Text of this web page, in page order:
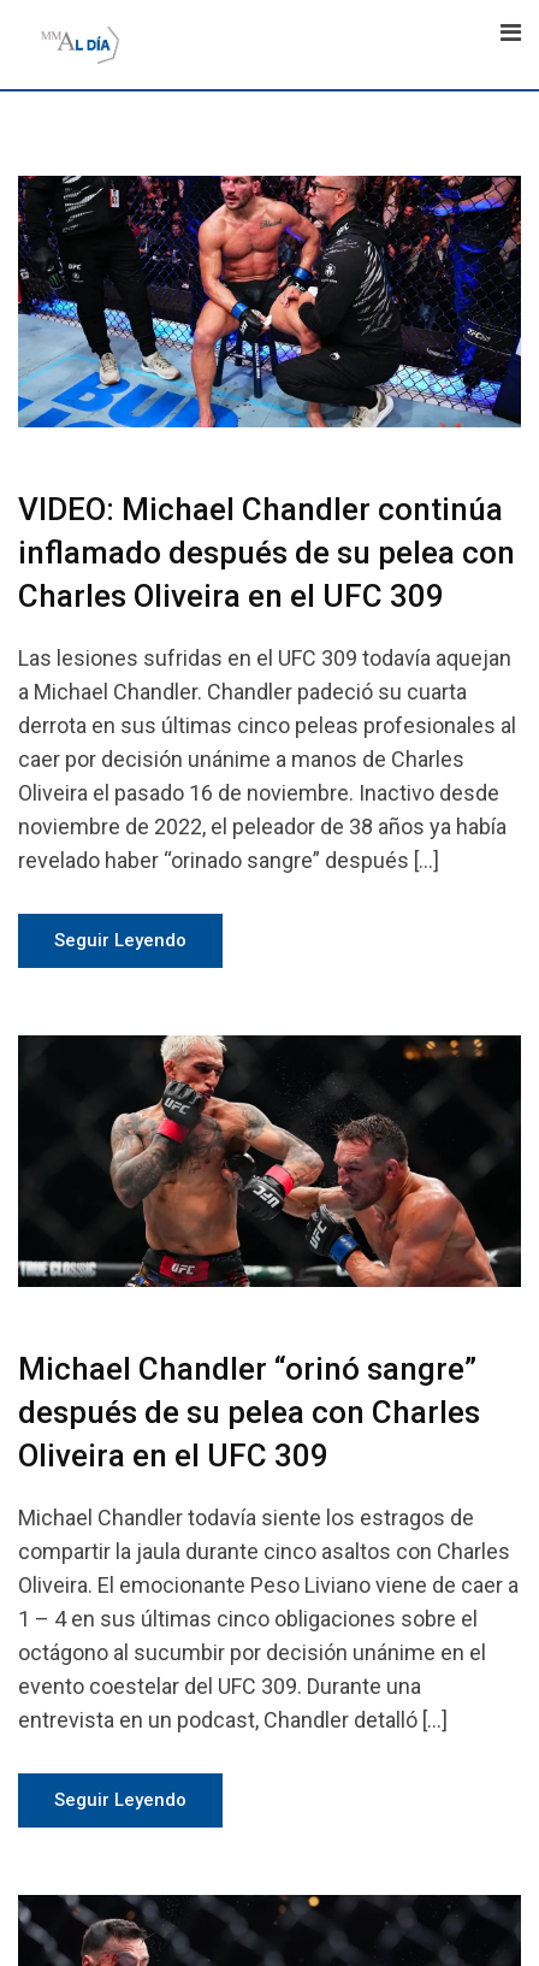
VIDEO: Michael Chandler continúa
inflamado después de su pelea con
Charles Oliveira en el UFC 309
Las lesiones sufridas en el UFC 309 todavía aquejan
a Michael Chandler. Chandler padeció su cuarta
derrota en sus últimas cinco peleas profesionales al
caer por decisión unánime a manos de Charles
Oliveira el pasado 16 de noviembre. Inactivo desde
noviembre de 2022, el peleador de 38 años ya había
revelado haber “orinado sangre” después […]
Seguir Leyendo
Michael Chandler “orinó sangre”
después de su pelea con Charles
Oliveira en el UFC 309
Michael Chandler todavía siente los estragos de
compartir la jaula durante cinco asaltos con Charles
Oliveira. El emocionante Peso Liviano viene de caer a
1 – 4 en sus últimas cinco obligaciones sobre el
octágono al sucumbir por decisión unánime en el
evento coestelar del UFC 309. Durante una
entrevista en un podcast, Chandler detalló […]
Seguir Leyendo